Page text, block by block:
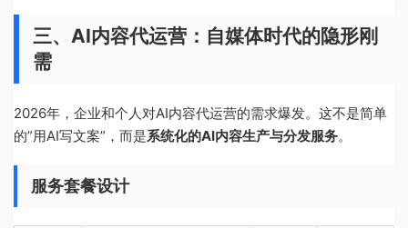
三、AI内容代运营：自媒体时代的隐形刚
需
2026年，企业和个人对AI内容代运营的需求爆发。这不是简单
的”用AI写文案”，而是系统化的AI内容生产与分发服务。
服务套餐设计